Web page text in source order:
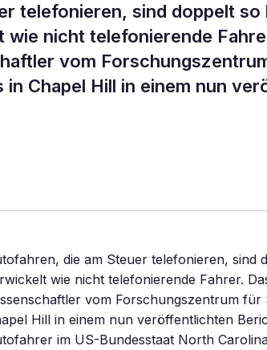
telefonieren, sind doppelt so
nicht telefonierende
vom
Chapel Hill in einem nun
die am Steuer telefonieren, sind
wie nicht telefonierende Fahrer.
vom Forschungszentrum
Hill in einem nun veröffentlichten
im US-Bundesstaat North